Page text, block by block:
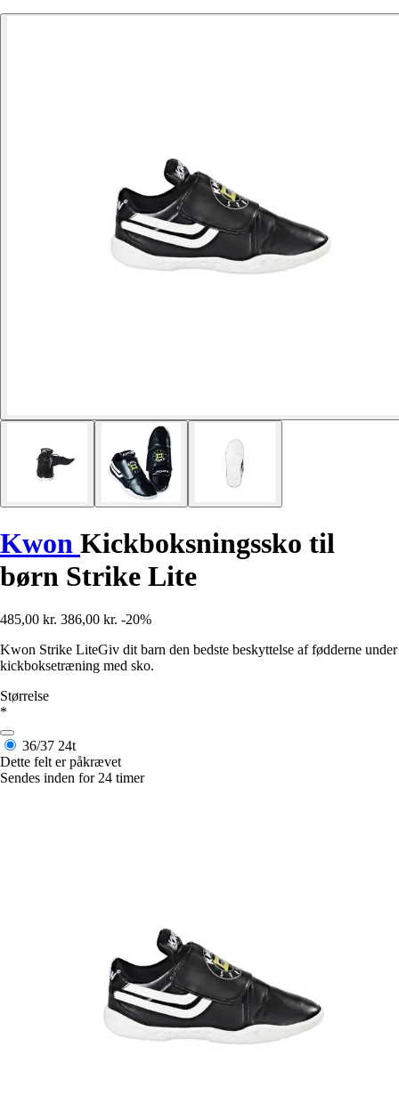
Kwon Kickboksningssko til
børn Strike Lite
485,00 kr. 386,00 kr. -20%
Kwon Strike LiteGiv dit barn den bedste beskyttelse af fødderne under
kickboksetræning med sko.
Størrelse
*
36/37 24t
Dette felt er påkrævet
Sendes inden for 24 timer